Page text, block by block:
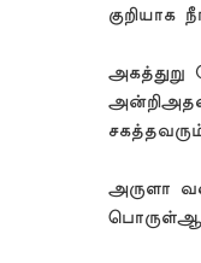
குறியாக
அருளா